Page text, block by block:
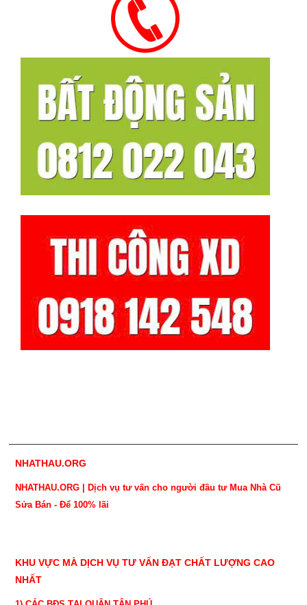
NHATHAU.ORG
NHATHAU.ORG | Dịch vụ tư vấn cho người đầu tư Mua Nhà Cũ
Sửa Bán - Để 100% lãi
KHU VỰC MÀ DỊCH VỤ TƯ VẤN ĐẠT CHẤT LƯỢNG CAO
NHẤT